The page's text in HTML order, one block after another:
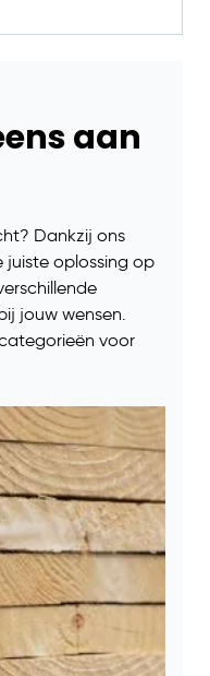
aan
Dankzij ons
juiste oplossing op
jouw wensen.
voor